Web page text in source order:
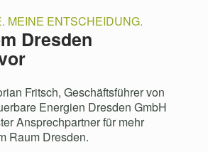
MEINE ENTSCHEIDUNG.
Dresden
Fritsch, Geschäftsführer von
Energien Dresden GmbH
Ansprechpartner für mehr
Raum Dresden.